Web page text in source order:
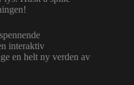
interaktiv
en helt ny verden av